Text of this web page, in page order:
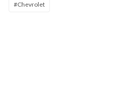
#Chevrolet